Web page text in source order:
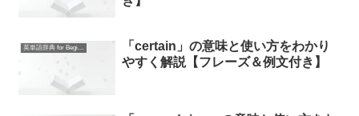
英単語辞典 for Beginners
「certain」の意味と使い方をわかり
やすく解説【フレーズ＆例文付き】